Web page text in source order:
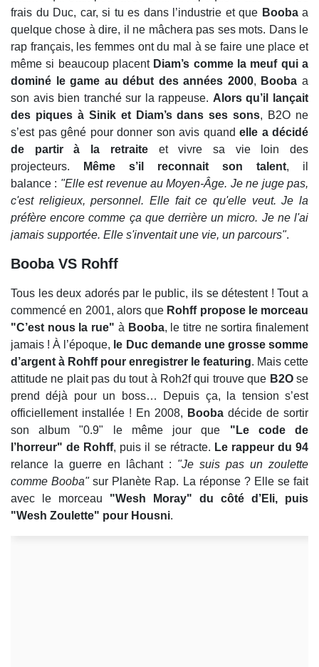
frais du Duc, car, si tu es dans l’industrie et que Boobaa
quelque chose à dire, il ne mâchera pas ses mots. Dans le
rap français, les femmes ont du mal à se faire une place et
même si beaucoup placent Diam’s comme la meuf qui a
dominé le game au début des années 2000, Booba a
son avis bien tranché sur la rappeuse. Alors qu’il lançait
des piques à Sinik et Diam’s dans ses sons, B2O ne
s’est pas gêné pour donner son avis quand elle a décidé
de partir à la retraiteet vivre sa vie loin des
projecteurs.
Même s’il reconnait son talent, il
balance : "Elle est revenue au Moyen-Âge. Je ne juge pas,
c'est religieux, personnel. Elle fait ce qu'elle veut. Je la
préfère encore comme ça que derrière un micro. Je ne l'ai
jamais supportée. Elle s'inventait une vie, un parcours".
Booba VS Rohff
Tous les deux adorés par le public, ils se détestent ! Tout a
commencé en 2001, alors que Rohff propose le morceau
"C’est nous la rue" à Booba, le titre ne sortira finalement
jamais ! À l’époque, le Duc demande une grosse somme
d’argent à Rohff pour enregistrer le featuring. Mais cette
attitude ne plait pas du tout à Roh2f qui trouve que B2Ose
prend déjà pour un boss… Depuis ça, la tension s’est
officiellement installée ! En 2008, Booba décide de sortir
son album "0.9" le même jour que "Le code de
l’horreur" de Rohff, puis il se rétracte. Le rappeur du 94
relance la guerre en lâchant : "Je suis pas un zoulette
comme Booba"sur Planète Rap. La réponse ? Elle se fait
avec le morceau "Wesh Moray" du côté d’Eli, puis
"Wesh Zoulette" pour Housni.